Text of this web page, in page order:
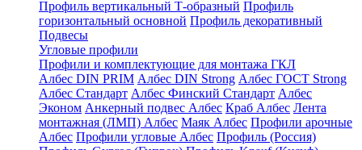
Профиль вертикальный Т-образный Профиль
горизонтальный основной Профиль декоративный
Подвесы
Угловые профили
Профили и комплектующие для монтажа ГКЛ
Албес DIN PRIM Албес DIN Strong Албес ГОСТ Strong
Албес Стандарт Албес Финский Стандарт Албес
Эконом Анкерный подвес Албес Краб Албес Лента
монтажная (ЛМП) Албес Маяк Албес Профили арочные
Албес Профили угловые Албес Профиль (Россия)